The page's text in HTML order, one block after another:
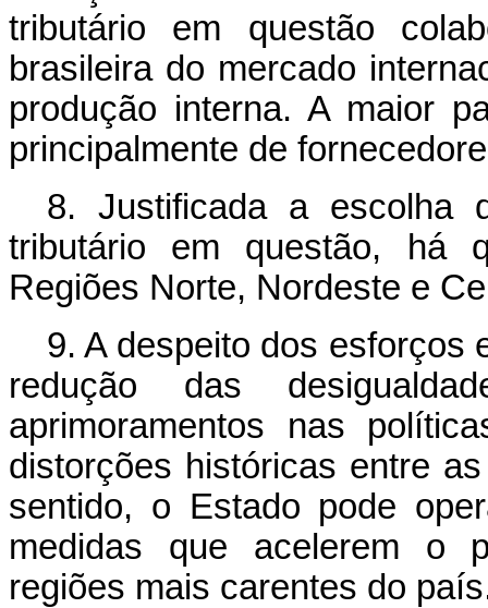
tributário em questão
brasileira do mercado
produção interna. A maior
principalmente de
8. Justificada a escolha
tributário em questão, há
Regiões Norte, Nordeste e
9. A despeito dos esforços
redução das
aprimoramentos nas
distorções históricas entre
sentido, o Estado pode
medidas que acelerem o
regiões mais carentes do